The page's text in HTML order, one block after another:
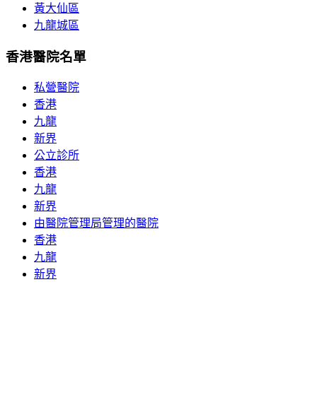
黃大仙區
九龍城區
香港醫院名單
私營醫院
香港
九龍
新界
公立診所
香港
九龍
新界
由醫院管理局管理的醫院
香港
九龍
新界